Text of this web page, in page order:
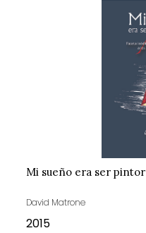
Mi sueño era ser pintor
David Matrone
2015